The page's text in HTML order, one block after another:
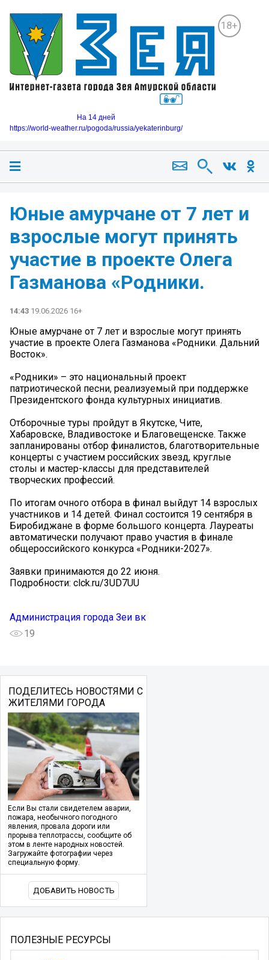
18+
На 14 дней
https://world-weather.ru/pogoda/russia/yekaterinburg/
Юные амурчане от 7 лет и
взрослые могут принять
участие в проекте Олега
Газманова «Родники.
14:43 19.06.2026 16+
Юные амурчане от 7 лет и взрослые могут принять
участие в проекте Олега Газманова «Родники. Дальний
Восток».
«Родники» – это национальный проект
патриотической песни, реализуемый при поддержке
Президентского фонда культурных инициатив.
Отборочные туры пройдут в Якутске, Чите,
Хабаровске, Владивостоке и Благовещенске. Также
запланированы отбор финалистов, благотворительные
концерты с участием российских звезд, круглые
столы и мастер-классы для представителей
творческих профессий.
По итогам очного отбора в финал выйдут 14 взрослых
участников и 14 детей. Финал состоится 19 сентября в
Биробиджане в форме большого концерта. Лауреаты
автоматически получают право участия в финале
общероссийского конкурса «Родники-2027».
Заявки принимаются до 22 июня.
Подробности: clck.ru/3UD7UU
Администрация города Зеи вк
19
ПОДЕЛИТЕСЬ НОВОСТЯМИ С
ЖИТЕЛЯМИ ГОРОДА
Если Вы стали свидетелем аварии,
пожара, необычного погодного
явления, провала дороги или
прорыва теплотрассы, сообщите об
этом в ленте народных новостей.
Загружайте фотографии через
специальную форму.
ДОБАВИТЬ НОВОСТЬ
ПОЛЕЗНЫЕ РЕСУРСЫ